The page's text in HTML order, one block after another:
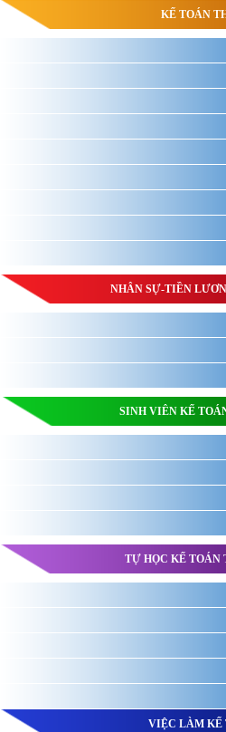
KẾ TOÁN
NHÂN SỰ-TIỀN
SINH VIÊN KẾ
TỰ HỌC KẾ TOÁN
VIỆC LÀM KẾ